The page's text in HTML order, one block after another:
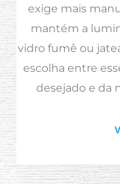
exige mais
mantém a
vidro fumê ou
escolha entre
desejado e da